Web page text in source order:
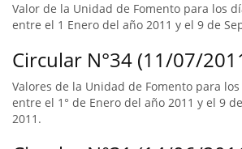
Valor de la Unidad de Fomento para los
entre el 1 Enero del año 2011 y el 9 de
Circular N°34 (11/07/
Valores de la Unidad de Fomento para
entre el 1° de Enero del año 2011 y el 9
2011.